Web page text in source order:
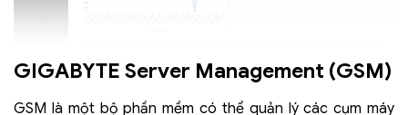
GIGABYTE Server Management (GSM)
GSM là một bộ phần mềm có thể quản lý các cụm máy